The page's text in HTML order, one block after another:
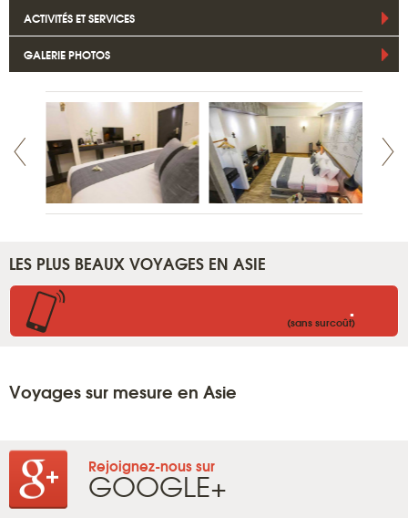
ACTIVITÉS ET SERVICES
GALERIE PHOTOS
LES PLUS BEAUX VOYAGES EN ASIE
.
(sans surcoût)
Voyages sur mesure en Asie
Rejoignez-nous sur
GOOGLE+